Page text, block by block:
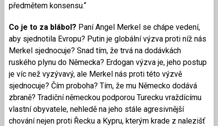
předmětem konsensu.“
Co je to za blábol? Paní Angel Merkel se chápe vedení,
aby sjednotila Evropu? Putin je globální výzva proti níž nás
Merkel sjednocuje? Snad tím, že trvá na dodávkách
ruského plynu do Německa? Erdogan výzva je, jeho postup
je víc než vyzývavý, ale Merkel nás proti této výzvě
sjednocuje? Čím proboha? Tím, že mu Německo dodává
zbraně? Tradiční německou podporou Turecku vraždícímu
vlastní obyvatele, nehledě na jeho stále agresivnější
chování nejen proti Řecku a Kypru, kterým krade z nalezišť